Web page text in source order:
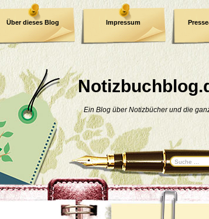
Ein Blog über Notizbücher und die
Über dieses Blog Impressum
Datenschutzerklärung